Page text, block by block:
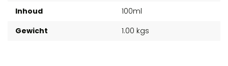
Inhoud
100ml
Gewicht
1.00 kgs